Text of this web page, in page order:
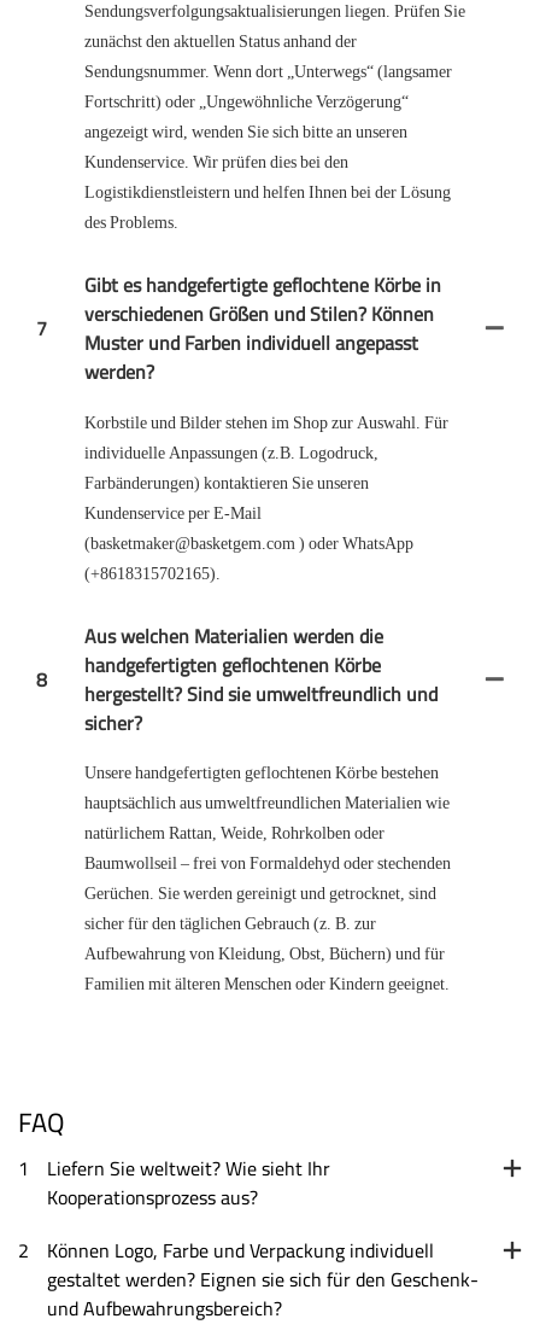
Sendungsverfolgungsaktualisierungen liegen. Prüfen Sie
zunächst den aktuellen Status anhand der
Sendungsnummer. Wenn dort „Unterwegs“ (langsamer
Fortschritt) oder „Ungewöhnliche Verzögerung“
angezeigt wird, wenden Sie sich bitte an unseren
Kundenservice. Wir prüfen dies bei den
Logistikdienstleistern und helfen Ihnen bei der Lösung
des Problems.
7
Gibt es handgefertigte geflochtene Körbe in
verschiedenen Größen und Stilen? Können
Muster und Farben individuell angepasst
werden?
Korbstile und Bilder stehen im Shop zur Auswahl. Für
individuelle Anpassungen (z.B. Logodruck,
Farbänderungen) kontaktieren Sie unseren
Kundenservice per E-Mail
(basketmaker@basketgem.com ) oder WhatsApp
(+8618315702165).
8
Aus welchen Materialien werden die
handgefertigten geflochtenen Körbe
hergestellt? Sind sie umweltfreundlich und
sicher?
Unsere handgefertigten geflochtenen Körbe bestehen
hauptsächlich aus umweltfreundlichen Materialien wie
natürlichem Rattan, Weide, Rohrkolben oder
Baumwollseil – frei von Formaldehyd oder stechenden
Gerüchen. Sie werden gereinigt und getrocknet, sind
sicher für den täglichen Gebrauch (z. B. zur
Aufbewahrung von Kleidung, Obst, Büchern) und für
Familien mit älteren Menschen oder Kindern geeignet.
FAQ
1 Liefern Sie weltweit? Wie sieht Ihr
Kooperationsprozess aus?
2 Können Logo, Farbe und Verpackung individuell
gestaltet werden? Eignen sie sich für den Geschenk-
und Aufbewahrungsbereich?